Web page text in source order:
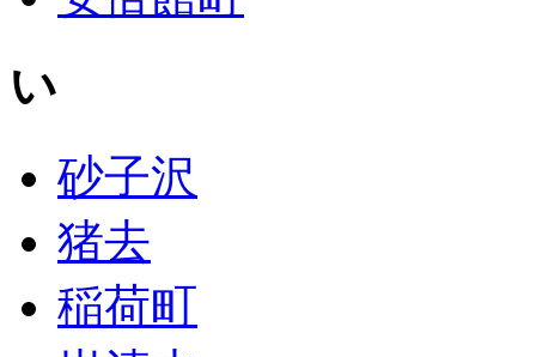
い
砂子沢
猪去
稲荷町